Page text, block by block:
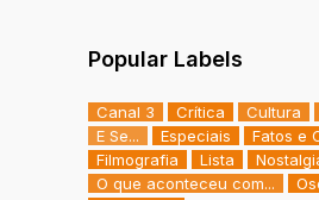
Popular Labels
Canal 3 Crítica Cultura
E Se...
Especiais
Fatos e
Filmografia
Lista
O que aconteceu com...